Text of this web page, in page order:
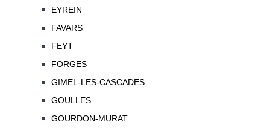
EYREIN
FAVARS
FEYT
FORGES
GIMEL-LES-CASCADES
GOULLES
GOURDON-MURAT